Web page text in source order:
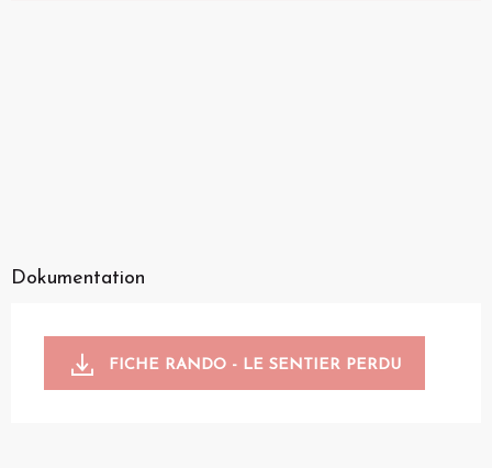
Dokumentation
FICHE RANDO - LE SENTIER PERDU